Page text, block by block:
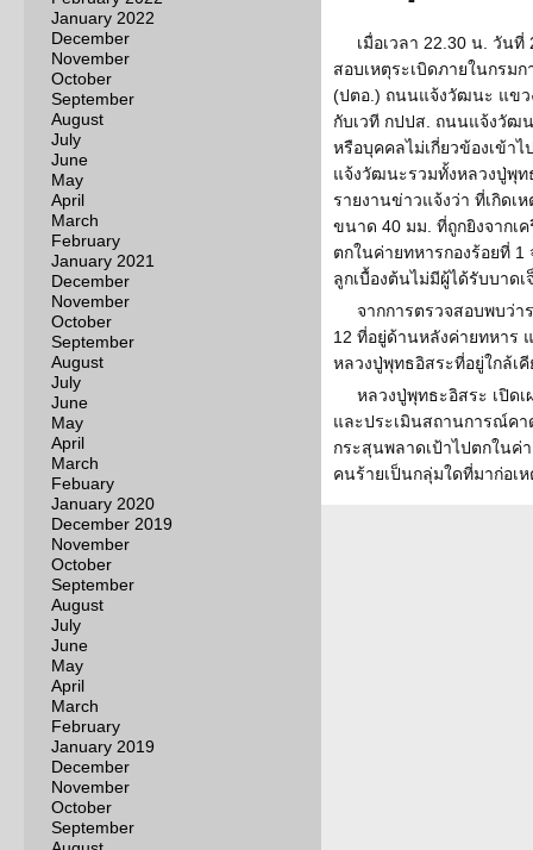
January 2022
December
November
October
September
August
July
June
May
April
March
February
January 2021
December
November
October
September
August
July
June
May
April
March
Febuary
January 2020
December 2019
November
October
September
August
July
June
May
April
March
February
January 2019
December
November
October
September
เมื่อเวลา 22.30 น. วัน
สอบเหตุระเบิดภายในกรม
(ปตอ.) ถนนแจ้งวัฒนะ แขว
กับเวที กปปส. ถนนแจ้งวัฒ
หรือบุคคลไม่เกี่ยวข้องเข้า
แจ้งวัฒนะรวมทั้งหลวงปู่พุท
รายงานข่าวแจ้งว่า ที่เกิดเ
ขนาด 40 มม. ที่ถูกยิงจากเ
ตกในค่ายทหารกองร้อยที่
ลูกเบื้องต้นไม่มีผู้ได้รับบาด
จากการตรวจสอบพบว่า
12 ที่อยู่ด้านหลังค่ายทหาร
หลวงปู่พุทธอิสระที่อยู่ใกล้เคี
หลวงปู่พุทธะอิสระ เปิด
และประเมินสถานการณ์คา
กระสุนพลาดเป้าไปตกในค่
คนร้ายเป็นกลุ่มใดที่มาก่อเ